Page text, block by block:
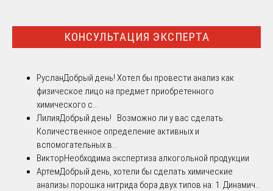
КОНСУЛЬТАЦИЯ ЭКСПЕРТА
РусланДобрый день! Хотел бы провести анализ как
физическое лицо на предмет приобретенного
химического с...
ЛилияДобрый день! Возможно ли у вас сделать:
Количественное определение активных и
вспомогательных в...
ВикторНеобходима экспертиза алкогольной продукции
АртемДобрый день, хотели бы сделать химические
анализы порошка нитрида бора двух типов на: 1. Динамич...